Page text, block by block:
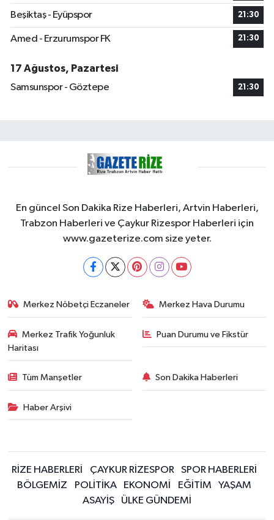
Beşiktaş - Eyüpspor 21:30
Amed - Erzurumspor FK 21:30
17 Ağustos, Pazartesi
Samsunspor - Göztepe
21:30
En güncel Son Dakika Rize Haberleri, Artvin Haberleri,
Trabzon Haberleri ve Çaykur Rizespor Haberleri için
www.gazeterize.com size yeter.
Merkez Nöbetçi Eczaneler Merkez Hava Durumu
Merkez Trafik Yoğunluk
Haritası
Puan Durumu ve Fikstür
Tüm Manşetler Son Dakika Haberleri
Haber Arşivi
RİZE HABERLERİ ÇAYKUR RİZESPOR
SPOR HABERLERİ
BÖLGEMİZ
POLİTİKA EKONOMİ EĞİTİM
YAŞAM
ASAYİŞ
ÜLKE GÜNDEMİ